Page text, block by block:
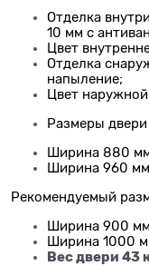
Отделка
10 мм с
Цвет
Отделка
напыление;
Цвет
Размеры
Ширина 880
Ширина 960
Рекомендуемый
Ширина 900
Ширина 1000
Вес двери 43